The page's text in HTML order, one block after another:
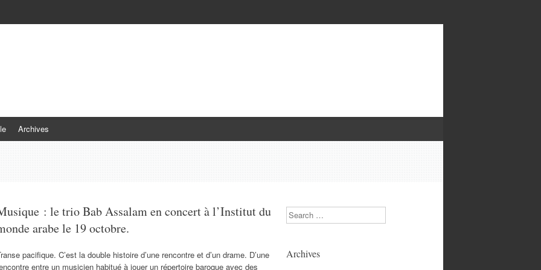
Archives
: le trio Bab Assalam en concert à l’Institut du
arabe le 19 octobre.
pacifique. C’est la double histoire d’une rencontre et d’un drame. D’une
entre un musicien habitué à jouer un répertoire baroque avec des
Search
Archives